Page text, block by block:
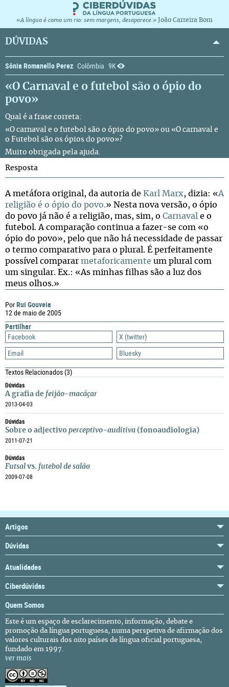
«A língua é como um rio: sem margens, desaparece.» João Carreira Bom
DÚVIDAS
Sônia Romanello Perez Colômbia 9K
«O Carnaval e o futebol são o ópio do
povo»
Qual é a frase correta:
«O carnaval e o futebol são o ópio do povo» ou «O carnaval e
o Futebol são os ópios do povo»?
Muito obrigada pela ajuda.
PorRui Gouveia
12 de maio de 2005
Partilhar
Facebook
X (twitter)
Email
Bluesky
Textos Relacionados(3)
Dúvidas
A grafia de feijão-macáçar
2013-04-03
Dúvidas
Sobre o adjectivo perceptivo-auditiva (fonoaudiologia)
2011-07-21
Dúvidas
Futsal vs. futebol de salão
2009-07-08
Resposta
A metáfora original, da autoria de Karl Marx, dizia: «A
religião é o ópio do povo.» Nesta nova versão, o ópio
do povo já não é a religião, mas, sim, o Carnaval
e o
futebol. A comparação continua a fazer-se com «o
ópio do povo», pelo que não há necessidade de passar
o termo comparativo para o plural. É perfeitamente
possível comparar metaforicamente um plural com
um singular. Ex.: «As minhas filhas são a luz dos
meus olhos.»
Artigos
Dúvidas
Atualidades
Ciberdúvidas
Quem Somos
Este é um espaço de esclarecimento, informação, debate e
promoção da língua portuguesa, numa perspetiva de afirmação dos
valores culturais dos oito países de língua oficial portuguesa,
fundado em 1997.
ver mais